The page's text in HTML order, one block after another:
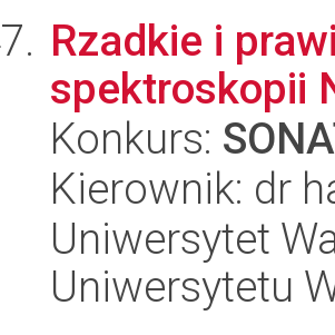
Rzadkie i
spektroskopii
Konkurs:
Kierownik: dr
Uniwersytet
Uniwersytetu